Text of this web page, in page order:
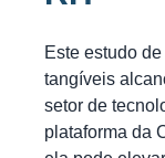
Este estudo
tangíveis
setor de
plataforma da